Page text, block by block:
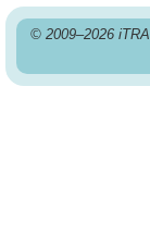
© 2009–2026